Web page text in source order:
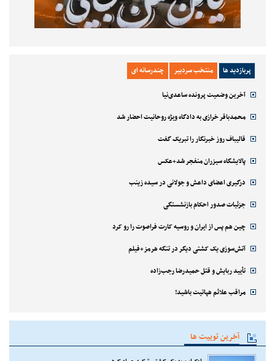
پربازدید ها منتخب سردبیر چندرسانه ای
آخرین وضعیت پرونده ساعدی‌نیا
محمدباقر خرازی به دادگاه ویژه روحانیت احضار شد
قالیباف روز خبرنگار را تبریک گفت
پالایشگاه سیزران منفجر شد+عکس
درگیری اعضای داعش و جولانی در سیده زینب
جزئیات صدور احکام بازنشستگی
چین هم پس از ایران و روسیه کارت فراصوت را رو کرد
آتش‌سوزی یک کشتی دیگر در تنگه هرمز+فیلم
تأیید ربایش و قتل حمیدرضا رجب‌زاده
مراقب علائم هپاتیت باشید!
آخرین توییت ها